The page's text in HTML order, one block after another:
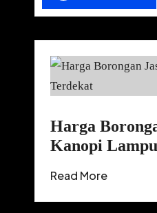
Harga
Kanopi
Read More